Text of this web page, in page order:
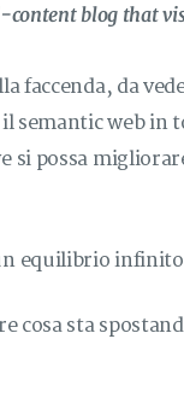
blog that
da
semantic web in
si possa
equilibrio
cosa sta